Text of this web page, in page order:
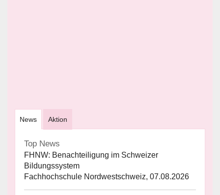
News Aktion
Top News
FHNW: Benachteiligung im Schweizer
Bildungssystem
Fachhochschule Nordwestschweiz, 07.08.2026